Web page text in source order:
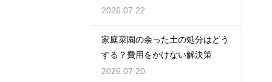
2026.07.22
家庭菜園の余った土の処分はどう
する？費用をかけない解決策
2026.07.20